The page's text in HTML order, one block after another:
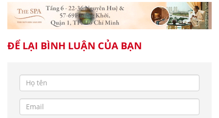
ĐỂ LẠI BÌNH LUẬN CỦA BẠN